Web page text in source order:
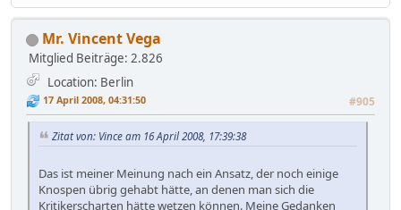
Mr. Vincent Vega
Mitglied Beiträge: 2.826
Location: Berlin
17 April 2008, 04:31:50 #905
Zitat von: Vince am 16 April 2008, 17:39:38
Das ist meiner Meinung nach ein Ansatz, der noch einige
Knospen übrig gehabt hätte, an denen man sich die
Kritikerscharten hätte wetzen können. Meine Gedanken